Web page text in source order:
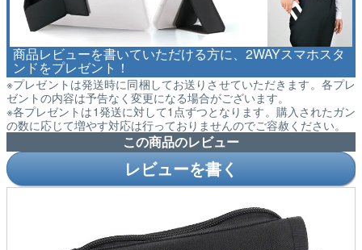
商品レビューを書いていただける方に、2WAYスマホスタ
ンドをプレゼント！
※プレゼントは発送時に同梱してお送りさせていただきます。各プレ
ゼントの内容は予告なく変更になる場合がございます。
※各プレゼントは1発送に対して1点ずつとなります。購入されたガン
の数に応じて増やす対応は行っておりませんのでご容赦ください。
この商品のレビュー
レビューを書く